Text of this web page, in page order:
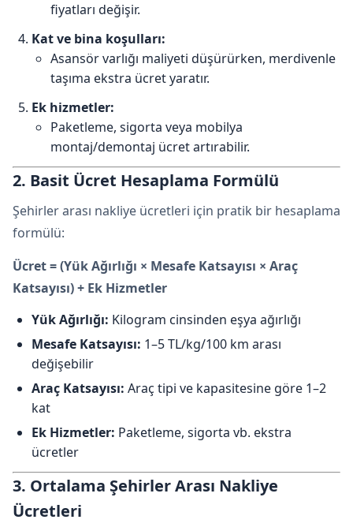
fiyatları değişir.
Kat ve bina koşulları:
Asansör varlığı maliyeti düşürürken, merdivenle
taşıma ekstra ücret yaratır.
Ek hizmetler:
Paketleme, sigorta veya mobilya
montaj/demontaj ücret artırabilir.
2. Basit Ücret Hesaplama Formülü
Şehirler arası nakliye ücretleri için pratik bir hesaplama
formülü:
Ücret = (Yük Ağırlığı × Mesafe Katsayısı × Araç
Katsayısı) + Ek Hizmetler
Yük Ağırlığı: Kilogram cinsinden eşya ağırlığı
Mesafe Katsayısı: 1–5 TL/kg/100 km arası
değişebilir
Araç Katsayısı: Araç tipi ve kapasitesine göre 1–2
kat
Ek Hizmetler: Paketleme, sigorta vb. ekstra
ücretler
3. Ortalama Şehirler Arası Nakliye
Ücretleri